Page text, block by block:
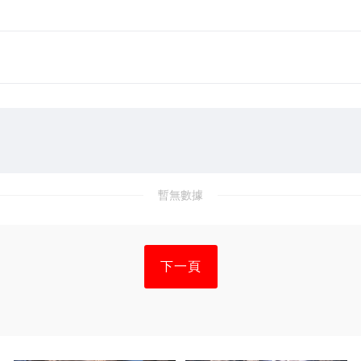
暫無數據
下一頁